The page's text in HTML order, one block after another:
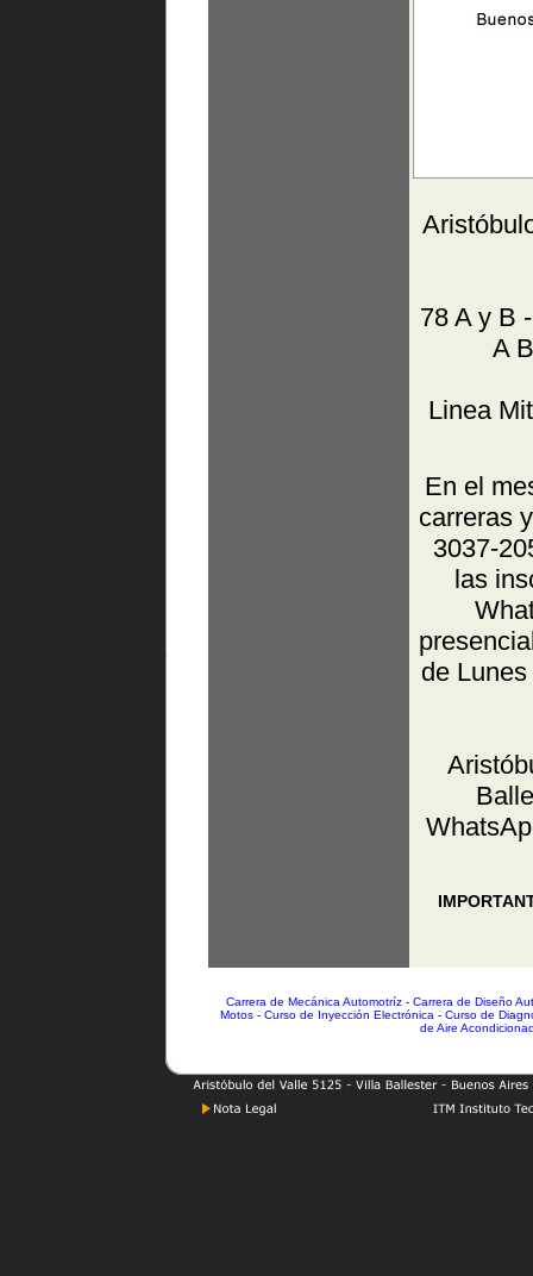
78 A y B
A
Linea
En el
carreras
3037-
las
de
Carrera de Mecánica Automotríz - Carrera de Diseño
Motos- Curso de Inyección Electrónica - Curso de
de Aire